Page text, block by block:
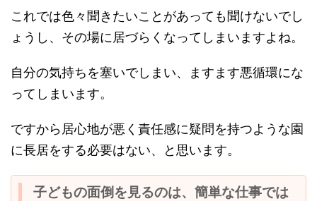
これでは色々聞きたいことがあっても聞けないでし
ょうし、その場に居づらくなってしまいますよね。
自分の気持ちを塞いでしまい、ますます悪循環にな
ってしまいます。
ですから居心地が悪く責任感に疑問を持つような園
に長居をする必要はない、と思います。
子どもの面倒を見るのは、簡単な仕事では